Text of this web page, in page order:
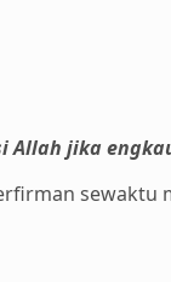
Allah jika
sewaktu